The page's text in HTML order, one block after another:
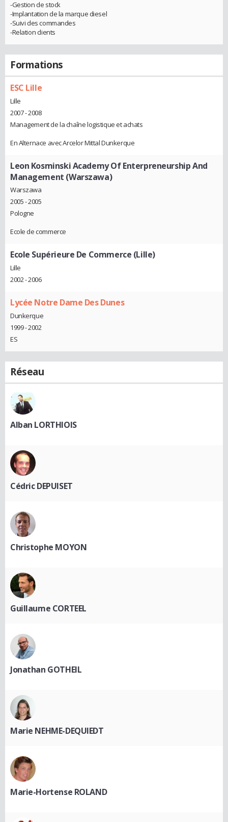
-Gestion de stock
-Implantation de la marque diesel
-Suivi des commandes
-Relation clients
Formations
ESC Lille
Lille
2007 - 2008
Management de la chaîne logistique et achats
En Alternace avec Arcelor Mittal Dunkerque
Leon Kosminski Academy Of Enterpreneurship And
Management (Warszawa)
Warszawa
2005 - 2005
Pologne
Ecole de commerce
Ecole Supérieure De Commerce (Lille)
Lille
2002 - 2006
Lycée Notre Dame Des Dunes
Dunkerque
1999 - 2002
ES
Réseau
Alban LORTHIOIS
Cédric DEPUISET
Christophe MOYON
Guillaume CORTEEL
Jonathan GOTHEIL
Marie NEHME-DEQUIEDT
Marie-Hortense ROLAND